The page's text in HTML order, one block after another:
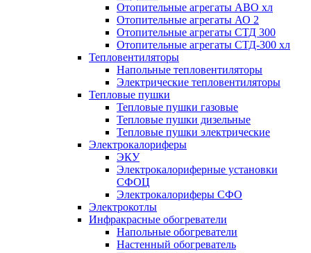
Отопительные агрегаты АВО хл
Отопительные агрегаты АО 2
Отопительные агрегаты СТД 300
Отопительные агрегаты СТД-300 хл
Тепловентиляторы
Напольные тепловентиляторы
Электрические тепловентиляторы
Тепловые пушки
Тепловые пушки газовые
Тепловые пушки дизельные
Тепловые пушки электрические
Электрокалориферы
ЭКУ
Электрокалориферные установки
СФОЦ
Электрокалориферы СФО
Электрокотлы
Инфракрасные обогреватели
Напольные обогреватели
Настенный обогреватель